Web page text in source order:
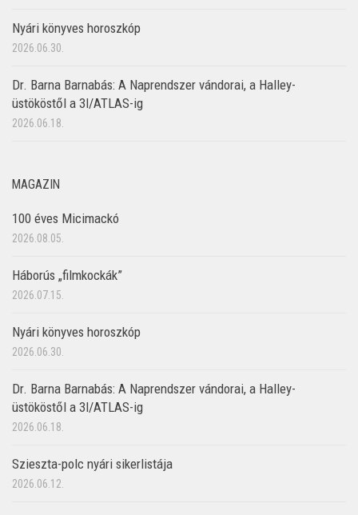
Nyári könyves horoszkóp
2026.06.30.
Dr. Barna Barnabás: A Naprendszer vándorai, a Halley-
üstököstől a 3I/ATLAS-ig
2026.06.18.
MAGAZIN
100 éves Micimackó
2026.08.05.
Háborús „filmkockák”
2026.07.15.
Nyári könyves horoszkóp
2026.06.30.
Dr. Barna Barnabás: A Naprendszer vándorai, a Halley-
üstököstől a 3I/ATLAS-ig
2026.06.18.
Szieszta-polc nyári sikerlistája
2026.06.12.